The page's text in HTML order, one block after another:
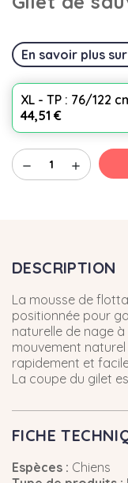
En savoir plus
44,51 €
remove add
DESCRIPTION
La mousse de
positionnée pour
naturelle de nage
mouvement
rapidement et
La coupe du gilet
FICHE
Espèces : Chiens